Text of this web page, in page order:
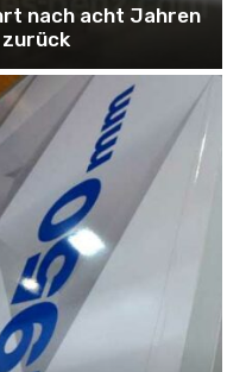
nach acht Jahren